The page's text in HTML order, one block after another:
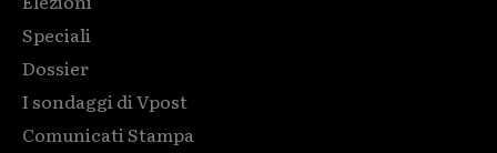
Speciali
Dossier
I sondaggi di Vpost
Comunicati Stampa